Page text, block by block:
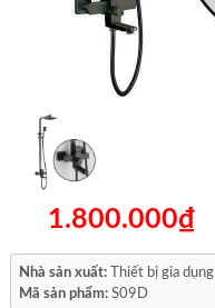
1.800.000₫
Nhà sản xuất:
Thiết bị gia dụng
Mã sản phẩm: S09D